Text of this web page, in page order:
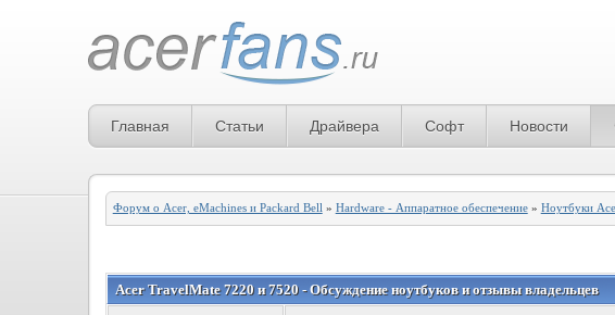
Главная Статьи Драйвера Софт Новости
Форум о Acer, eMachines и Packard Bell » Hardware - Аппаратное обеспечение» Ноутбуки
Acer TravelMate 7220 и 7520 - Обсуждение ноутбуков и отзывы владельцев